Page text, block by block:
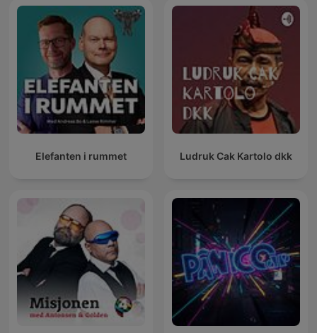
Elefanten i rummet Ludruk Cak Kartolo dkk